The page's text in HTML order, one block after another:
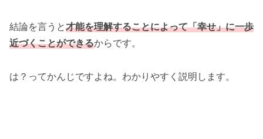
結論を言うと才能を理解することによって「幸せ」に一歩
近づくことができるからです。
は？ってかんじですよね。わかりやすく説明します。